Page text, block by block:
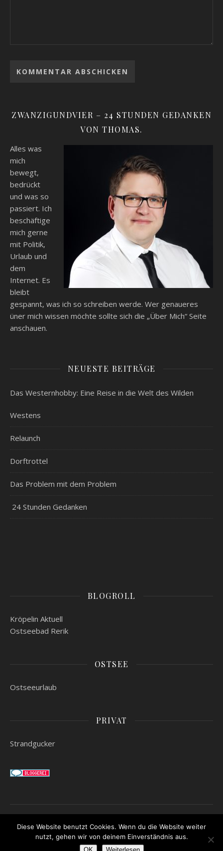
ZWANZIGUNDVIER – 24 STUNDEN GEDANKEN
VON THOMAS.
Alles was
mich
bewegt,
bedrückt
und was so
passiert. Ich
beschäftige
mich gerne
mit Politik,
Urlaub und
dem
Internet. Es
bleibt
gespannt, was ich so schreiben werde. Wer genaueres
üner mich wissen möchte sollte sich die „Über Mich“ Seite
anschauen.
NEUESTE BEITRÄGE
Das Westernhobby: Eine Reise in die Welt des Wilden
Westens
Relaunch
Dorftrottel
Das Problem mit dem Problem
24 Stunden Gedanken
BLOGROLL
Kröpelin Aktuell
Ostseebad Rerik
OSTSEE
Ostseeurlaub
PRIVAT
Strandgucker
Startseite Über mich Kontakt Impressum Datenschutzerklärung
Ashe Theme vonWP Royal
Diese Website benutzt Cookies. Wenn du die Website weiter
nutzt, gehen wir von deinem Einverständnis aus.